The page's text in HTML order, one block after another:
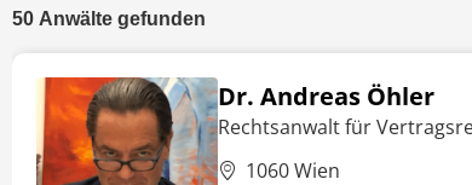
50 Anwälte gefunden
Dr. Andreas Öhler
Rechtsanwalt für
1060 Wien